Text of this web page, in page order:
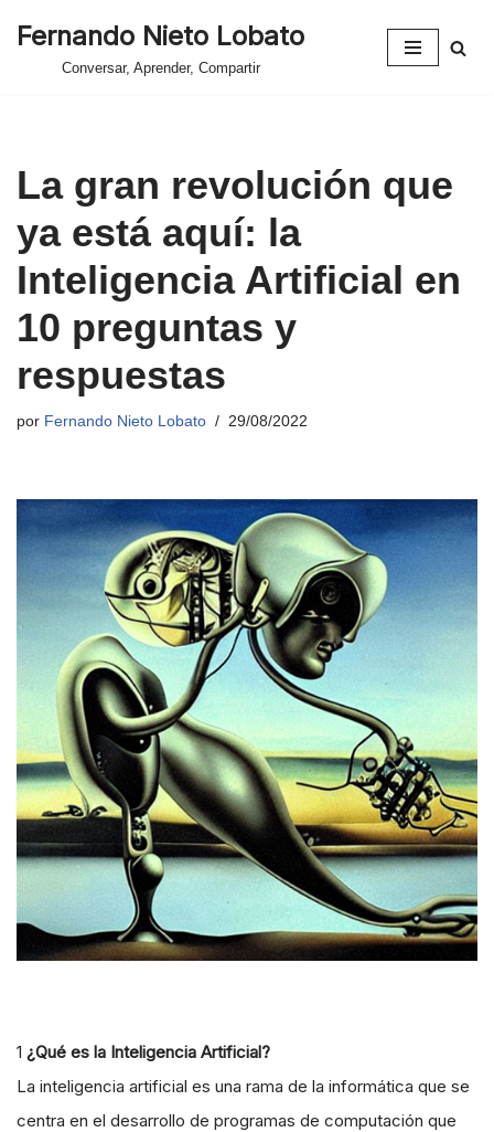
Fernando Nieto Lobato
Conversar, Aprender, Compartir
La gran revolución que
ya está aquí: la
Inteligencia Artificial en
10 preguntas y
respuestas
por Fernando Nieto Lobato 29/08/2022
1 ¿Qué es la Inteligencia Artificial?
La inteligencia artificial es una rama de la informática que se
centra en el desarrollo de programas de computación que